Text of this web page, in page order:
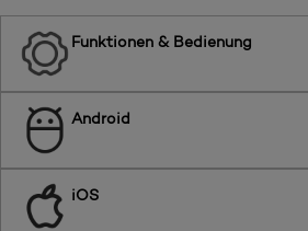
Funktionen & Bedienung
Android
iOS